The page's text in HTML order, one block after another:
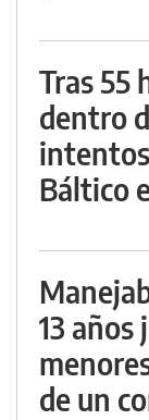
Tras 55
dentro
Báltico
13
de un